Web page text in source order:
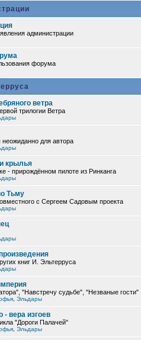
администрации
форума
ветра
трилогии Ветра
неожиданно для автора
крылья
- прирождённом пилоте из Ринканга
Тьму
с Сергеем Садовым проекта
книг И. Эльтерруса
"Навстречу судьбе", "Незваные гости"
Эльдары
- вера изгоев
"Дороги Палачей"
Эльдары